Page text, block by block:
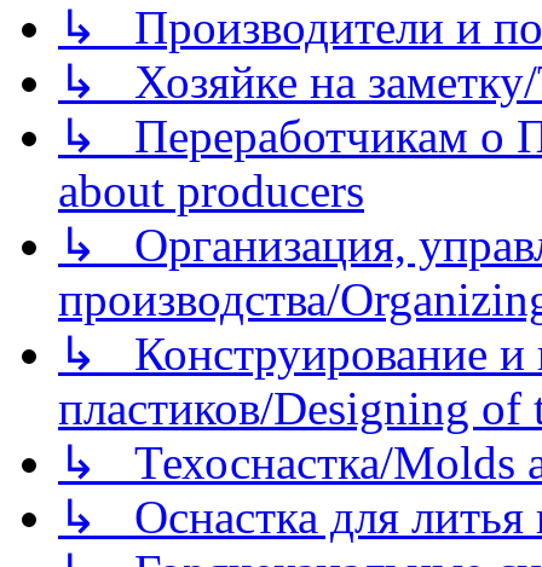
↳ Производители и
↳ Хозяйке на
↳ Переработчикам о
about producers
↳ Организация,
производства/
↳ Конструирование и
пластиков/Designing of
↳ Техоснастка/Molds
↳ Оснастка для литья